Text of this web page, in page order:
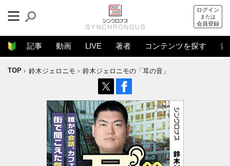
ログイン
または
会員登録
記事 動画 LIVE 著者 コンテンツを探す 音
TOP 鈴木ジェロニモ 鈴木ジェロニモの「耳の音」